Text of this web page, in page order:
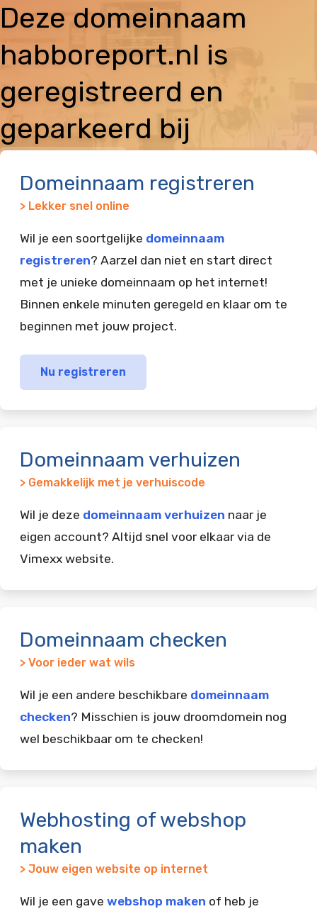
Deze domeinnaam
habboreport.nl is
geregistreerd en
geparkeerd bij
Domeinnaam registreren
> Lekker snel online
Wil je een soortgelijke domeinnaam
registreren? Aarzel dan niet en start direct
met je unieke domeinnaam op het internet!
Binnen enkele minuten geregeld en klaar om te
beginnen met jouw project.
Nu registreren
Domeinnaam verhuizen
> Gemakkelijk met je verhuiscode
Wil je deze domeinnaam verhuizen naar je
eigen account? Altijd snel voor elkaar via de
Vimexx website.
Domeinnaam checken
> Voor ieder wat wils
Wil je een andere beschikbare domeinnaam
checken? Misschien is jouw droomdomein nog
wel beschikbaar om te checken!
Webhosting of webshop
maken
> Jouw eigen website op internet
Wil je een gave webshop maken of heb je